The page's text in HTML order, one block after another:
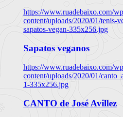
https://www.ruadebaixo.com/
content/uploads/2020/01/tenis-
sapatos-vegan-335x256.jpg
Sapatos veganos
https://www.ruadebaixo.com/
content/uploads/2020/01/
1-335x256.jpg
CANTO de José Avillez